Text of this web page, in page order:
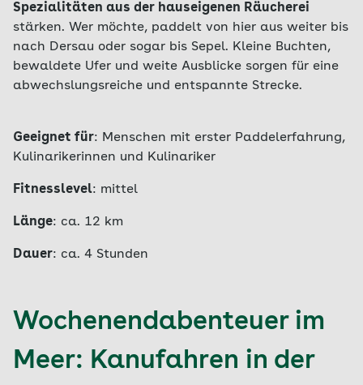
Spezialitäten aus der hauseigenen Räucherei
stärken. Wer möchte, paddelt von hier aus weiter bis
nach Dersau oder sogar bis Sepel. Kleine Buchten,
bewaldete Ufer und weite Ausblicke sorgen für eine
abwechslungsreiche und entspannte Strecke.
Geeignet für: Menschen mit erster Paddelerfahrung,
Kulinarikerinnen und Kulinariker
Fitnesslevel: mittel
Länge: ca. 12 km
Dauer: ca. 4 Stunden
Wochenendabenteuer im
Meer: Kanufahren in der